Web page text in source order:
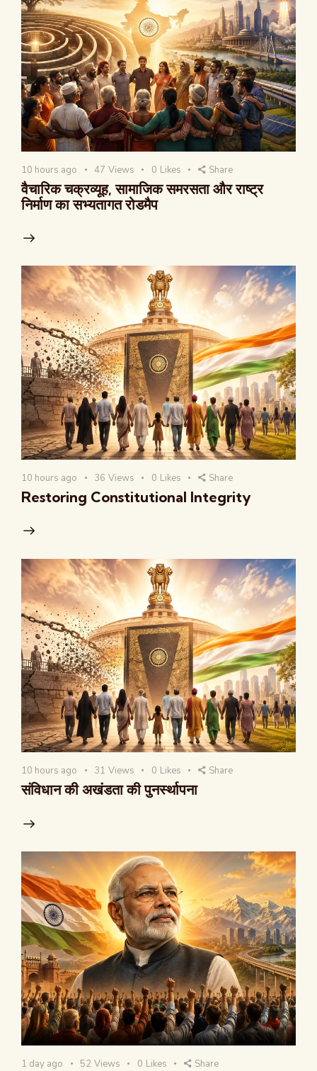
10 hours ago 47 Views 0 Likes Share
वैचारिक चक्रव्यूह, सामाजिक समरसता और राष्ट्र
निर्माण का सभ्यतागत रोडमैप
10 hours ago 36 Views 0 Likes Share
Restoring Constitutional Integrity
10 hours ago 31 Views 0 Likes Share
संविधान की अखंडता की पुनर्स्थापना
1 day ago 52 Views 0 Likes Share